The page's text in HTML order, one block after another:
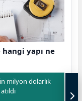
yapı ne
milyon dolarlık